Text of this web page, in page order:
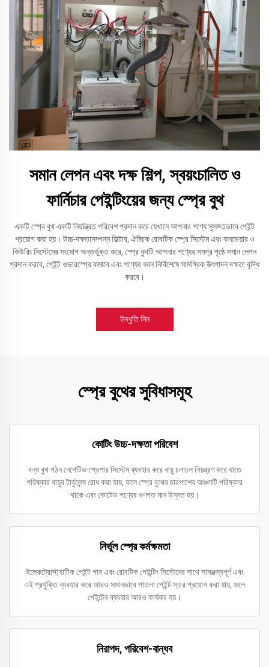
সমান লেপন এবং দক্ষ শিল্প, স্বয়ংচালিত ও
ফার্নিচার পেইন্টিংয়ের জন্য স্প্রে বুথ
একটি স্প্রে বুথ একটি নিয়ন্ত্রিত পরিবেশ প্রদান করে যেখানে আপনার পণ্যে সুসঙ্গতভাবে পেইন্ট
প্রয়োগ করা হয়। উচ্চ-দক্ষতাসম্পন্ন ফিল্টার, ঐচ্ছিক রোবটিক স্প্রে সিস্টেম এবং কনভেয়ার ও
কিউরিং সিস্টেমের সংযোগ অন্তর্ভুক্ত করে, স্প্রে বুথটি আপনার পণ্যের সমগ্র পৃষ্ঠে সমান লেপন
প্রদান করবে, পেইন্ট ওভারস্প্রে কমাবে এবং পণ্যের ধরন নির্বিশেষে সামগ্রিক উৎপাদন দক্ষতা বৃদ্ধি
করবে।
উদ্ধৃতি নিন
স্প্রে বুথের সুবিধাসমূহ
কোটিং উচ্চ-দক্ষতা পরিবেশ
বন্ধ বুথ গঠন নেগেটিভ-প্রেশার সিস্টেম ব্যবহার করে বায়ু চলাচল নিয়ন্ত্রণ করে যাতে
পরিষ্কার বায়ুর টার্বুলেন্স রোধ করা যায়, ফলে স্প্রে বুথের চারপাশের অঞ্চলটি পরিষ্কার
থাকে এবং কোটেড পণ্যের গুণগত মান উন্নত হয়।
নির্ভুল স্প্রে কর্মক্ষমতা
ইলেকট্রোস্ট্যাটিক পেইন্ট গান এবং রোবটিক পেইন্টিং সিস্টেমের সাথে সামঞ্জস্যপূর্ণ এবং
এই প্রযুক্তি ব্যবহার করে আরও সমানভাবে পাতলা পেইন্ট স্তর প্রয়োগ করা যায়, ফলে
পেইন্টের ব্যবহার আরও কার্যকর হয়।
নিরাপদ, পরিবেশ-বান্ধব